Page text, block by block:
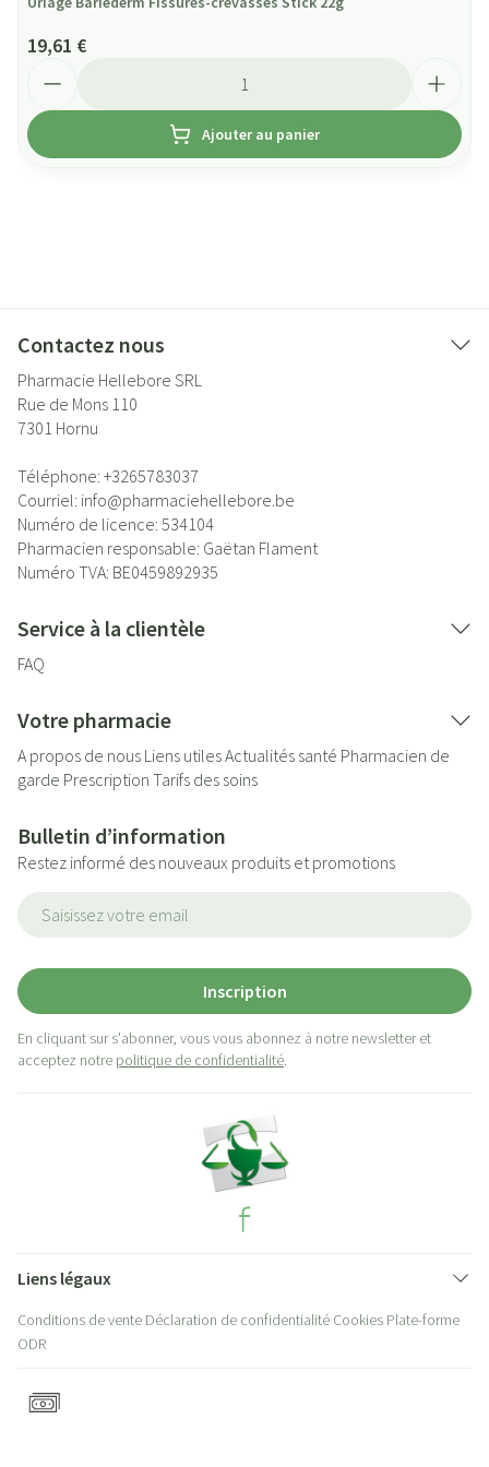
19,61 €
Ajouter au panier
Contactez nous
Pharmacie Hellebore SRL
Rue de Mons 110
7301 Hornu
Téléphone: +3265783037
Courriel: info@pharmaciehellebore.be
Numéro de licence: 534104
Pharmacien responsable: Gaëtan Flament
Numéro TVA: BE0459892935
Service à la clientèle
FAQ
Votre pharmacie
A propos de nous Liens utilesActualités santé Pharmacien de
garde Prescription Tarifs des soins
Bulletin d’information
Restez informé des nouveaux produits et promotions
Inscription
En cliquant sur s'abonner, vous vous abonnez à notre newsletter et
acceptez notre politique de confidentialité.
Liens légaux
Conditions de vente Déclaration de confidentialité Cookies Plate-forme
ODR